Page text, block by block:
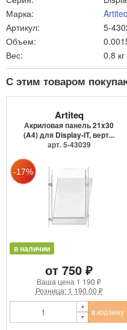
Марка:
Artiteq
Артикул:
5-
Объем:
Вес:
0.8 кг
С этим товаром
Artiteq
Акриловая панель 21x30
(A4) для Display-IT, верт...
арт. 5-43039
в наличии
от 750 ₽
Ваша цена 1 190 ₽
Розница: 1 190.00 ₽
в корзину